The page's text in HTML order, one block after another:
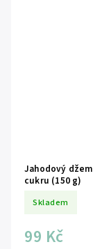
Jahodový
cukru (150 g)
Skladem
99 Kč